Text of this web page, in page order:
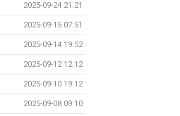
2025-09-24 21:21
2025-09-15 07:51
2025-09-14 19:52
2025-09-12 12:12
2025-09-10 19:12
2025-09-08 09:10